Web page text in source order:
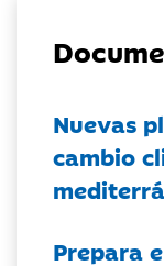
Nuevas
cambio
Prepara